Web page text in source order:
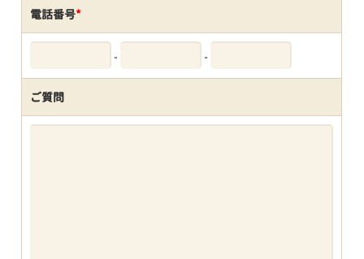
電話番号*
- -
ご質問